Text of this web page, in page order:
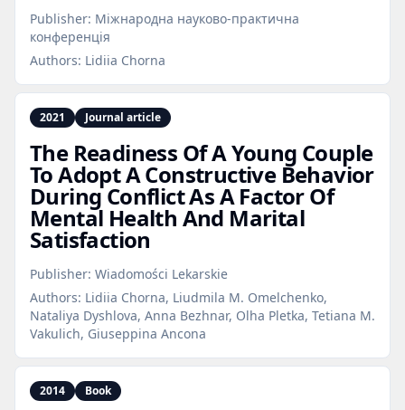
Publisher: Міжнародна науково-практична
конференція
Authors: Lidiia Chorna
2021 Journal article
The Readiness Of A Young Couple
To Adopt A Constructive Behavior
During Conflict As A Factor Of
Mental Health And Marital
Satisfaction
Publisher: Wiadomości Lekarskie
Authors: Lidiia Chorna, Liudmila M. Omelchenko,
Nataliya Dyshlova, Anna Bezhnar, Olha Pletka, Tetiana M.
Vakulich, Giuseppina Ancona
2014 Book